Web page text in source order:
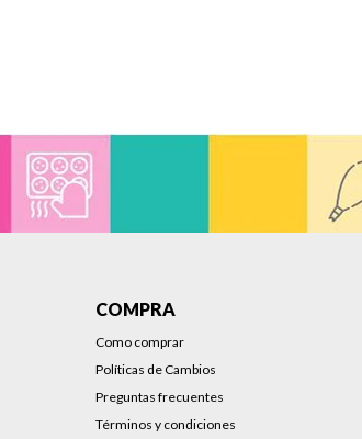
COMPRA
Como comprar
Políticas de Cambios
Preguntas frecuentes
Términos y condiciones